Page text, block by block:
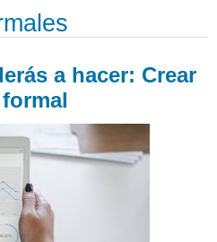
a hacer: Crear